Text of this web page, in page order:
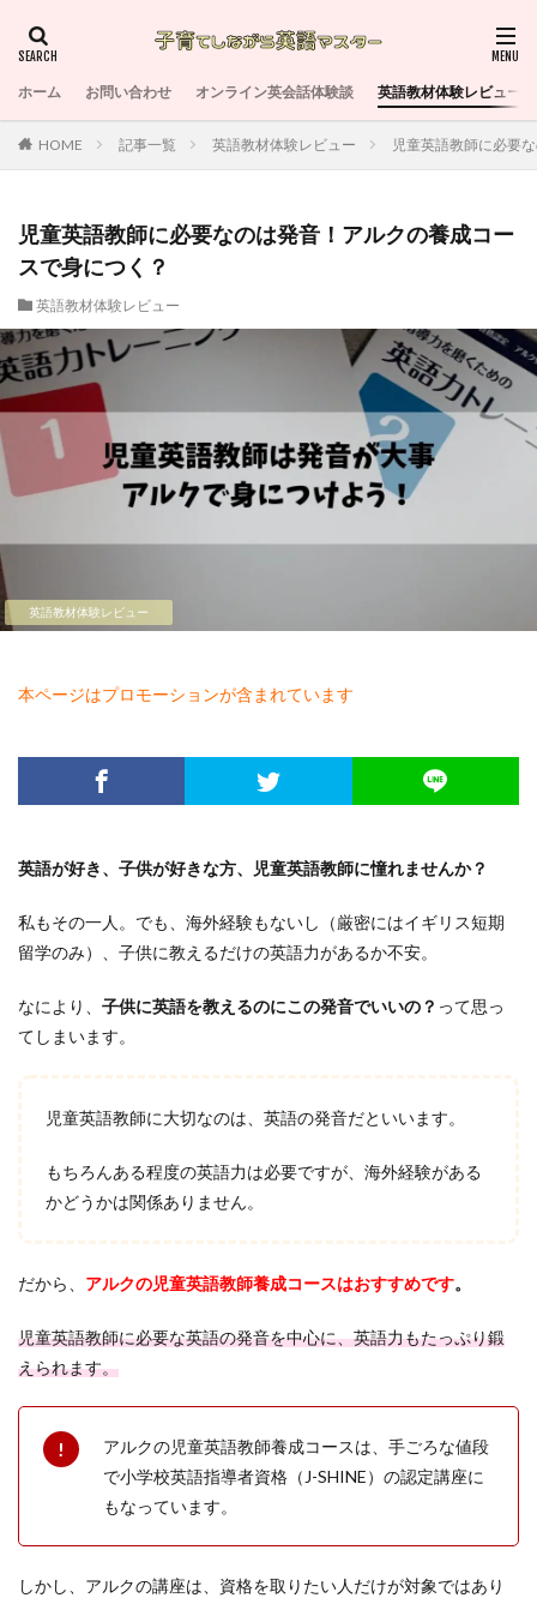
ホーム お問い合わせ オンライン英会話体験談 英語教材体験レビュー
HOME 記事一覧 英語教材体験レビュー 児童英語教師に必要
児童英語教師に必要なのは発音！アルクの養成コー
スで身につく？
英語教材体験レビュー
英語教材体験レビュー
本ページはプロモーションが含まれています
英語が好き、子供が好きな方、児童英語教師に憧れませんか？
私もその一人。でも、海外経験もないし（厳密にはイギリス短期
留学のみ）、子供に教えるだけの英語力があるか不安。
なにより、 子供に英語を教えるのにこの発音でいいの？ って思っ
てしまいます。
児童英語教師に大切なのは、英語の発音だといいます。
もちろんある程度の英語力は必要ですが、海外経験がある
かどうかは関係ありません。
だから、 アルクの児童英語教師養成コースはおすすめです。
児童英語教師に必要な英語の発音を中心に、英語力もたっぷり鍛
えられます。
アルクの児童英語教師養成コースは、手ごろな値段
で小学校英語指導者資格（J-SHINE）の認定講座に
もなっています。
しかし、アルクの講座は、資格を取りたい人だけが対象ではあり